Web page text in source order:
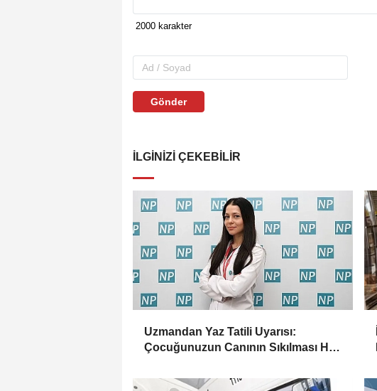
Gönder
İLGINIZI ÇEKEBILIR
Uzmandan Yaz Tatili Uyarısı:
Çocuğunuzun Canının Sıkılması Her